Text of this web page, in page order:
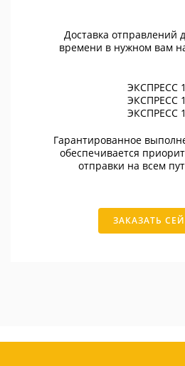
Доставка отправлений
времени в нужном вам
ЭКСПРЕСС
ЭКСПРЕСС
ЭКСПРЕСС
Гарантированное
обеспечивается
отправки на всем
ЗАКАЗАТЬ